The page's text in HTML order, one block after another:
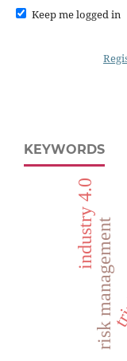
Keep me logged in
KEYWORDS
industry 4.0risk management